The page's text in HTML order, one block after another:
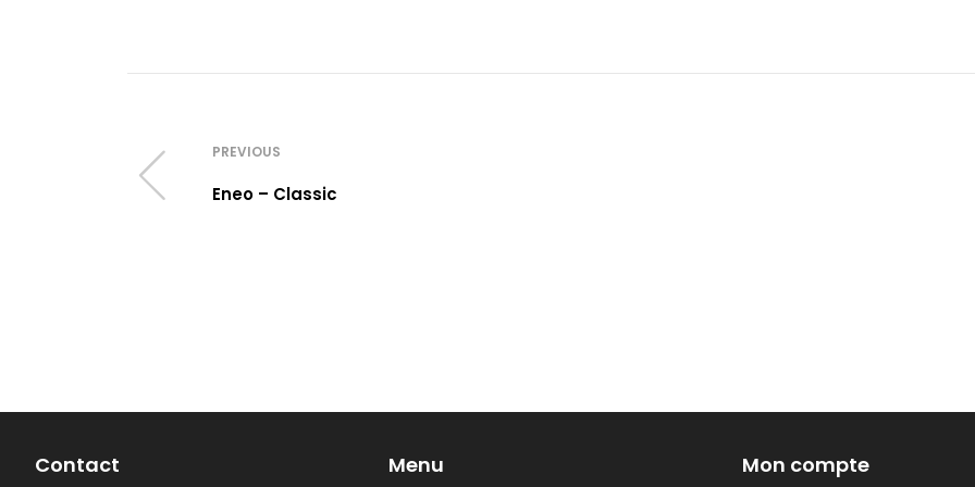
PREVIOUS
Eneo – Classic
Contact Menu Mon compte